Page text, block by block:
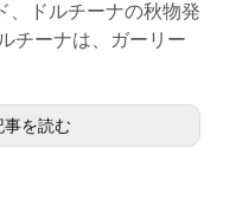
、ドルチーナの秋物発
チーナは、ガーリー
事を読む